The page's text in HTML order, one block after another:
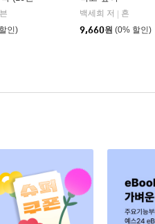
셜 에
인)
백세희 저 | 흔
9,660원 (0% 할인)